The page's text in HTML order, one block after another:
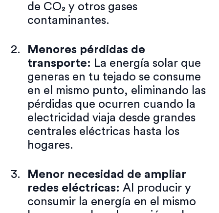
de CO₂ y otros gases
contaminantes.
Menores pérdidas de
transporte: La energía solar que
generas en tu tejado se consume
en el mismo punto, eliminando las
pérdidas que ocurren cuando la
electricidad viaja desde grandes
centrales eléctricas hasta los
hogares.
Menor necesidad de ampliar
redes eléctricas: Al producir y
consumir la energía en el mismo